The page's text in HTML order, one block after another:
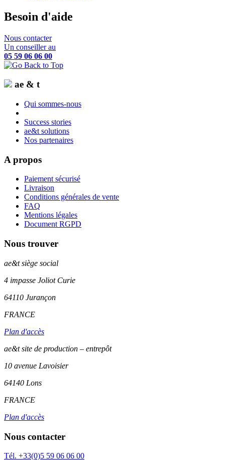
Besoin d'aide
Nous contacter
Un conseiller au
05 59 06 06 00
ae & t
Qui sommes-nous
Success stories
ae&t solutions
Nos partenaires
A propos
Paiement sécurisé
Livraison
Conditions générales de vente
FAQ
Mentions légales
Document RGPD
Nous trouver
ae&tsiège social
4 impasse Joliot Curie
64110 Jurançon
FRANCE
Plan d'accès
ae&t site de production – entrepôt
10 avenue Lavoisier
64140 Lons
FRANCE
Plan d'accès
Nous contacter
Tél. +33(0)5 59 06 06 00